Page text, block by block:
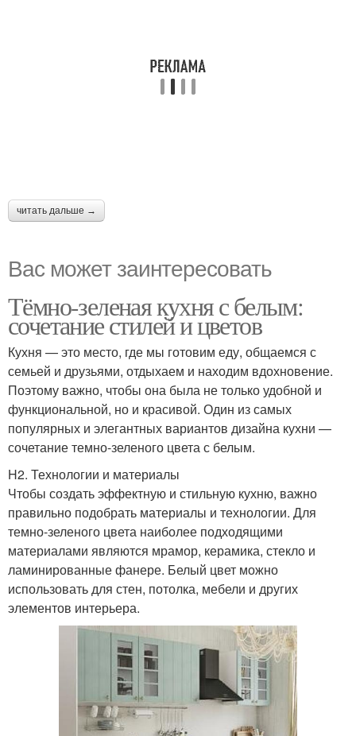
читать дальше →
Вас может заинтересовать
Тёмно-зеленая кухня с белым:
сочетание стилей и цветов
Кухня — это место, где мы готовим еду, общаемся с
семьей и друзьями, отдыхаем и находим вдохновение.
Поэтому важно, чтобы она была не только удобной и
функциональной, но и красивой. Один из самых
популярных и элегантных вариантов дизайна кухни —
сочетание темно-зеленого цвета с белым.
H2. Технологии и материалы
Чтобы создать эффектную и стильную кухню, важно
правильно подобрать материалы и технологии. Для
темно-зеленого цвета наиболее подходящими
материалами являются мрамор, керамика, стекло и
ламинированные фанере. Белый цвет можно
использовать для стен, потолка, мебели и других
элементов интерьера.